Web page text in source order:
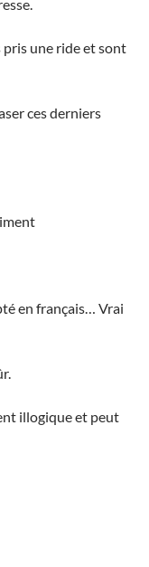
pris une ride et sont
ces derniers
en français… Vrai
illogique et peut